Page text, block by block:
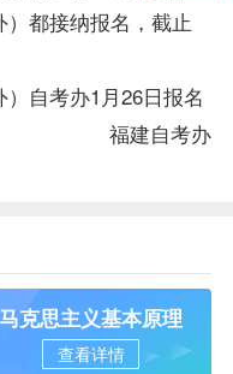
都接纳报名，截止
自考办1月26日报名
福建自考办
马克思主义基本原理
查看详情